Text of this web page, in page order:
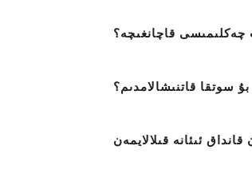
چەكلىمىسى قاچانغىچە؟
سوتقا قاتنىشالامدىم؟
ئىئانە قىلالايمەن